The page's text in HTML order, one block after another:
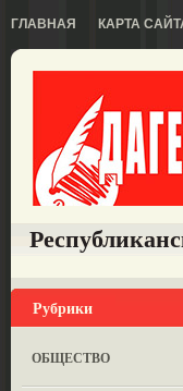
ГЛАВНАЯ КАРТА
Рубрики
ОБЩЕСТВО